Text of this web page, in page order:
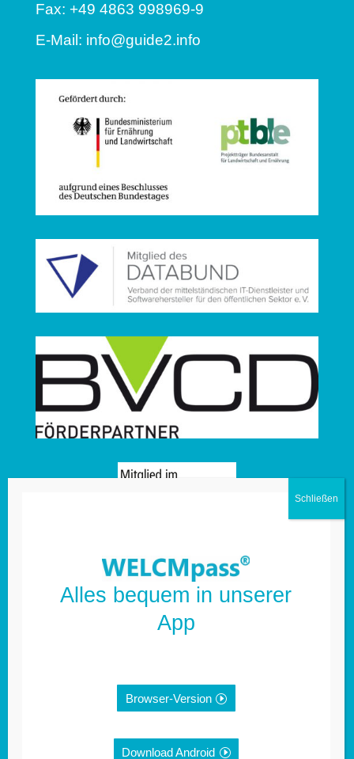
Fax: +49 4863 998969-9
E-Mail: info@guide2.info
Weitere Informationen:
Datenschutz
Alles bequem in unserer
App
Browser-Version
Download Android